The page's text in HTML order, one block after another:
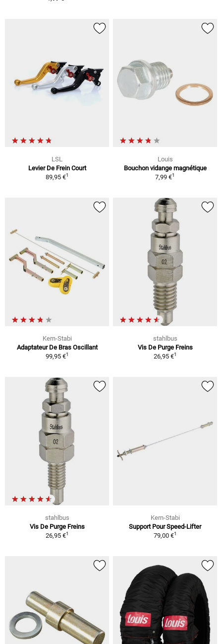
LSL
Levier De Frein Court
89,95 €1
Louis
Bouchon vidange magnétique
7,99 €1
Kern-Stabi
Adaptateur De Bras Oscillant
99,95 €1
stahlbus
Vis De Purge Freins
26,95 €1
stahlbus
Vis De Purge Freins
26,95 €1
Kern-Stabi
Support Pour Speed-Lifter
79,00 €1